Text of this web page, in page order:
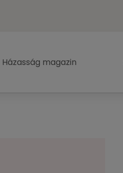
Házasság magazin